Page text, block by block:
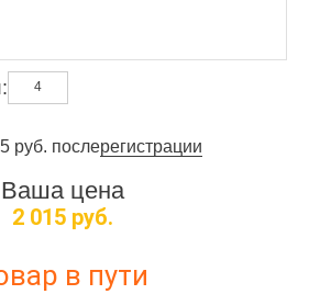
4
руб. послерегистрации
Ваша цена
2 015 руб.
в пути